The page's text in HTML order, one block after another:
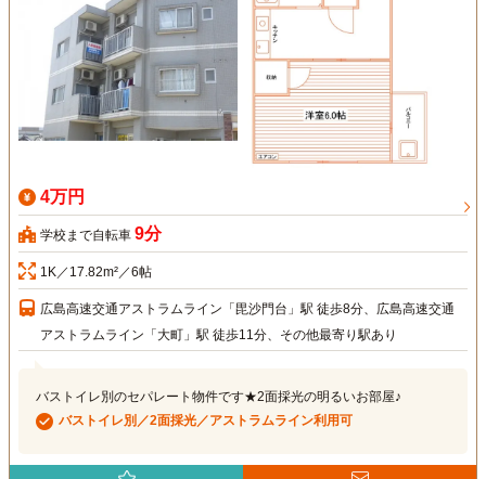
4万円
学校まで自転車 9分
1K／17.82m²／6帖
広島高速交通アストラムライン「毘沙門台」駅 徒歩8分、広島高速交通
アストラムライン「大町」駅 徒歩11分、その他最寄り駅あり
バストイレ別のセパレート物件です★2面採光の明るいお部屋♪
バストイレ別／2面採光／アストラムライン利用可